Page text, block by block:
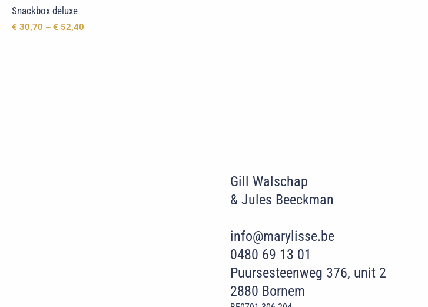
Snackbox deluxe
€ 30,70 – € 52,40
Gill Walschap
& Jules Beeckman
‾‾‾
info@marylisse.be
0480 69 13 01
Puursesteenweg 376, unit 2
2880 Bornem